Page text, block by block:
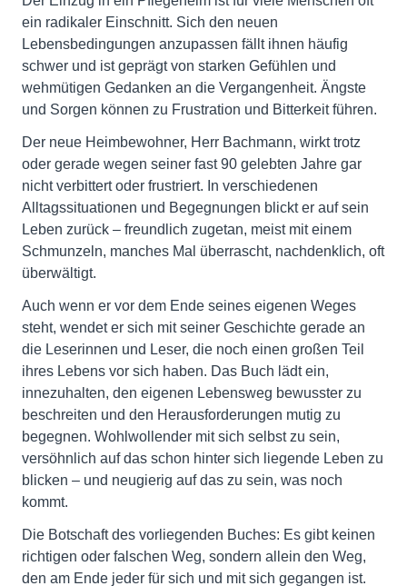
ein radikaler Einschnitt. Sich den neuen
Lebensbedingungen anzupassen fällt ihnen häufig
schwer und ist geprägt von starken Gefühlen und
wehmütigen Gedanken an die Vergangenheit. Ängste
und Sorgen können zu Frustration und Bitterkeit führen.
Der neue Heimbewohner, Herr Bachmann, wirkt trotz
oder gerade wegen seiner fast 90 gelebten Jahre gar
nicht verbittert oder frustriert. In verschiedenen
Alltagssituationen und Begegnungen blickt er auf sein
Leben zurück – freundlich zugetan, meist mit einem
Schmunzeln, manches Mal überrascht, nachdenklich, oft
überwältigt.
Auch wenn er vor dem Ende seines eigenen Weges
steht, wendet er sich mit seiner Geschichte gerade an
die Leserinnen und Leser, die noch einen großen Teil
ihres Lebens vor sich haben. Das Buch lädt ein,
innezuhalten, den eigenen Lebensweg bewusster zu
beschreiten und den Herausforderungen mutig zu
begegnen. Wohlwollender mit sich selbst zu sein,
versöhnlich auf das schon hinter sich liegende Leben zu
blicken – und neugierig auf das zu sein, was noch
kommt.
Die Botschaft des vorliegenden Buches: Es gibt keinen
richtigen oder falschen Weg, sondern allein den Weg,
den am Ende jeder für sich und mit sich gegangen ist.